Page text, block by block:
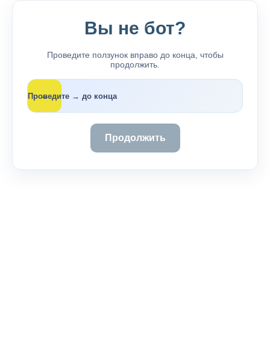
Вы не бот?
Проведите ползунок вправо до конца, чтобы
продолжить.
Проведите → до конца
→
Продолжить